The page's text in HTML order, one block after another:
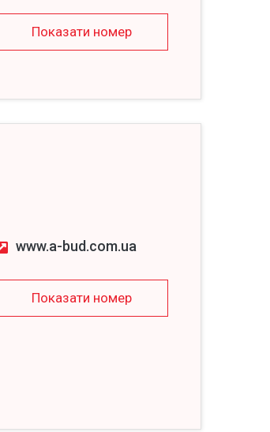
Показати номер
www.a-bud.com.ua
Показати номер